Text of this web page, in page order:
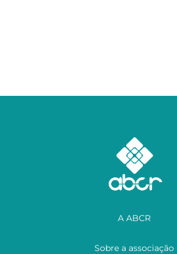
A ABCR
Sobre a associação